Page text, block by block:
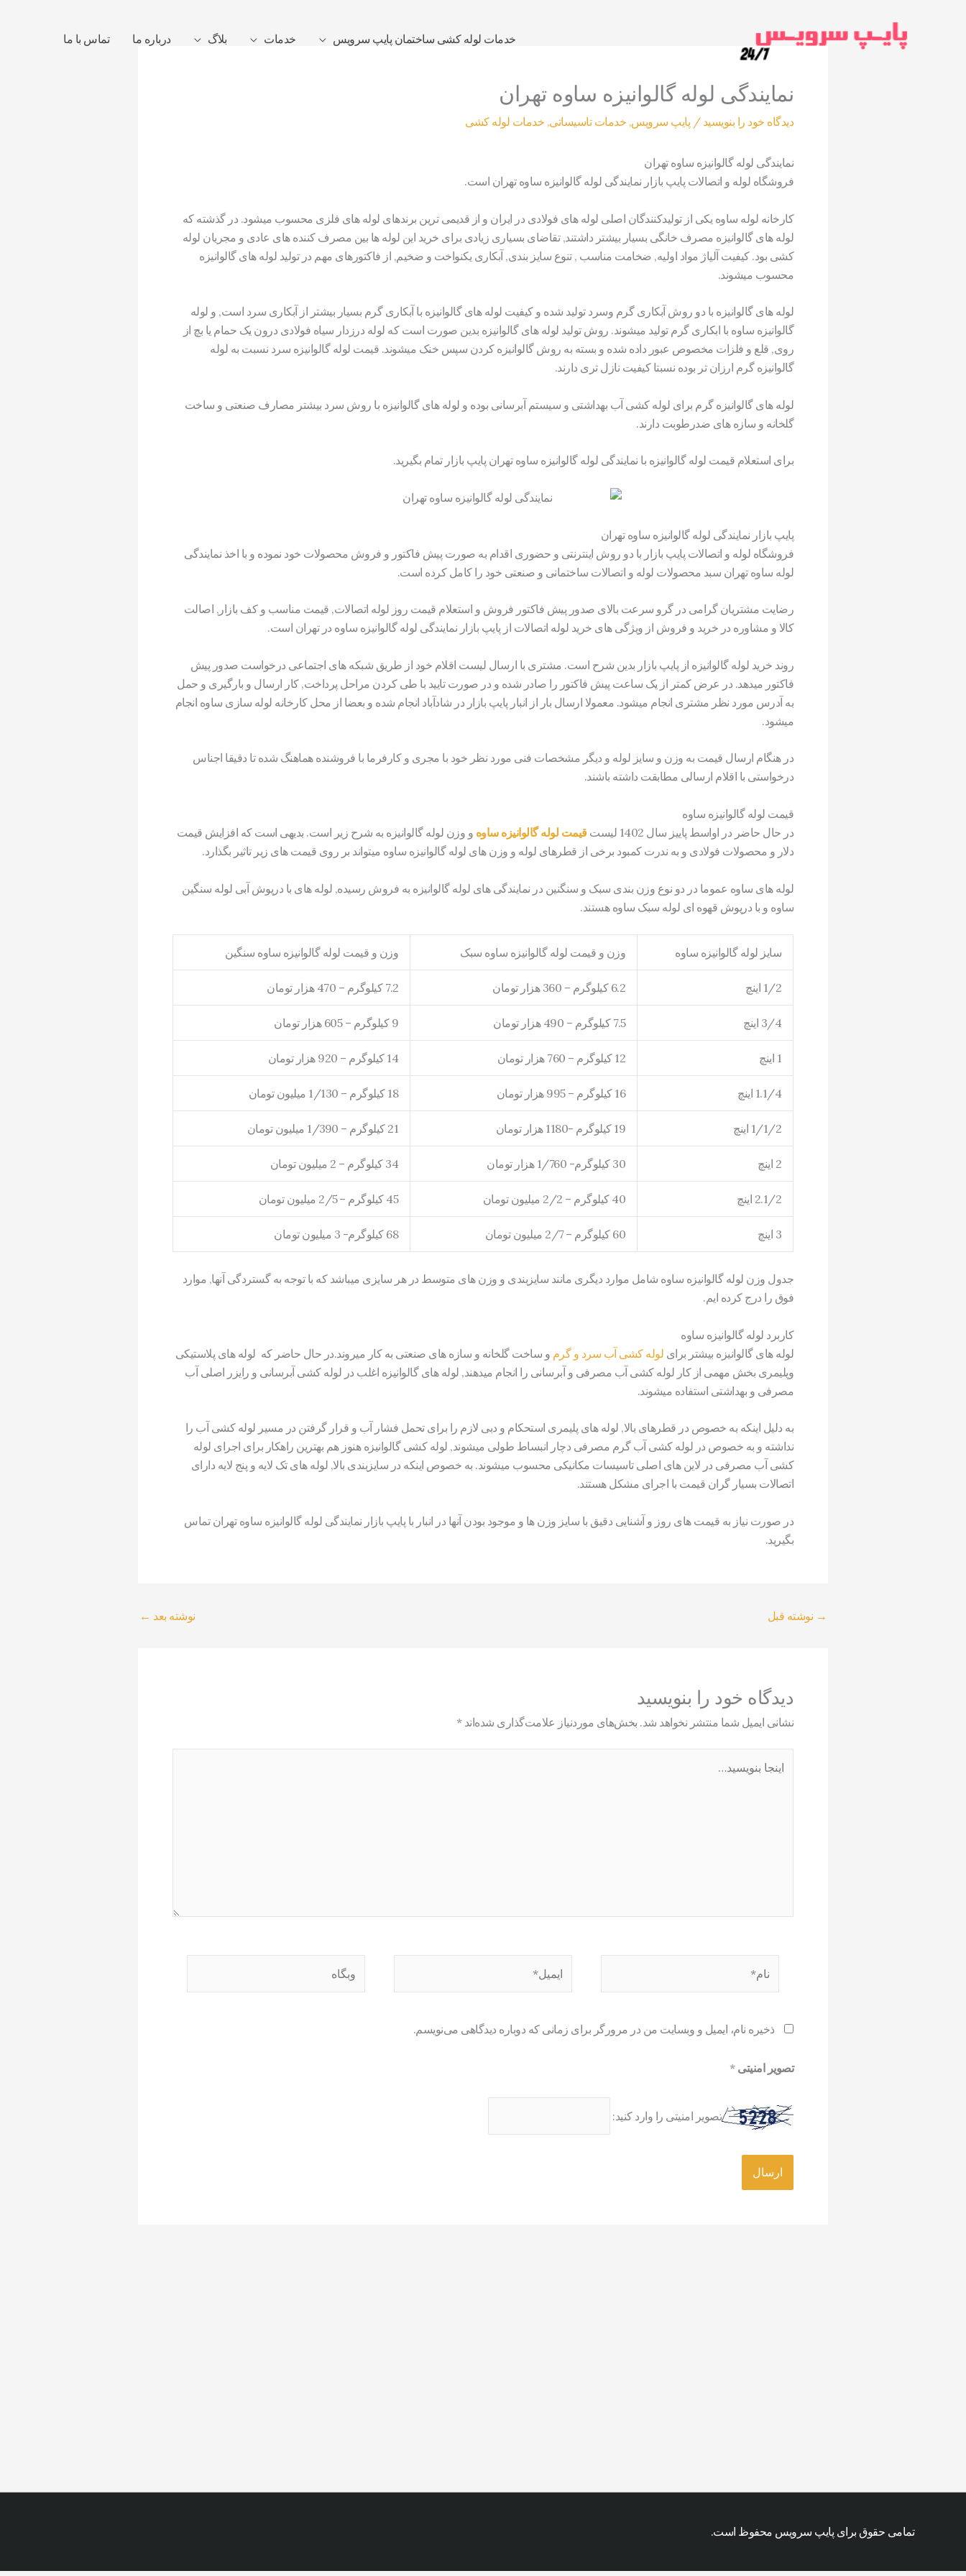
خدمات لوله کشی ساختمان پایپ سرویس خدمات بلاگ درباره ما تماس با ما
نمایندگی لوله گالوانیزه ساوه تهران
دیدگاه‌ خود را بنویسید / پایپ سرویس, خدمات تاسیساتی, خدمات لوله کشی
نمایندگی لوله گالوانیزه ساوه تهران
فروشگاه لوله و اتصالات پایپ بازار نمایندگی لوله گالوانیزه ساوه تهران است.
کارخانه لوله ساوه یکی از تولیدکنندگان اصلی لوله های فولادی در ایران و از قدیمی ترین برندهای لوله های فلزی محسوب میشود. در گذشته که
لوله های گالوانیزه مصرف خانگی بسیار بیشتر داشتند, تقاضای بسیاری زیادی برای خرید این لوله ها بین مصرف کننده های عادی و مجریان لوله
کشی بود. کیفیت آلیاژ مواد اولیه, ضخامت مناسب , تنوع سایز بندی, آبکاری یکنواخت و ضخیم, از فاکتورهای مهم در تولید لوله های گالوانیزه
محسوب میشوند.
لوله های گالوانیزه با دو روش آبکاری گرم وسرد تولید شده و کیفیت لوله های گالوانیزه با آبکاری گرم بسیار بیشتر از آبکاری سرد است, و لوله
گالوانیزه ساوه با ابکاری گرم تولید میشوند. روش تولید لوله های گالوانیزه بدین صورت است که لوله درزدار سیاه فولادی درون یک حمام یا بچ از
روی, قلع و فلزات مخصوص عبور داده شده و بسته به روش گالوانیزه کردن سپس خنک میشوند. قیمت لوله گالوانیزه سرد نسبت به لوله
گالوانیزه گرم ارزان تر بوده نسبتا کیفیت نازل تری دارند.
لوله های گالوانیزه گرم برای لوله کشی آب بهداشتی و سیستم آبرسانی بوده و لوله های گالوانیزه با روش سرد بیشتر مصارف صنعتی و ساخت
گلخانه و سازه های ضدرطوبت دارند.
برای استعلام قیمت لوله گالوانیزه با نمایندگی لوله گالوانیزه ساوه تهران پایپ بازار تمام بگیرید.
پایپ بازار نمایندگی لوله گالوانیزه ساوه تهران
فروشگاه لوله و اتصالات پایپ بازار با دو روش اینترنتی و حضوری اقدام به صورت پیش فاکتور و فروش محصولات خود نموده و با اخذ نمایندگی
لوله ساوه تهران سبد محصولات لوله و اتصالات ساختمانی و صنعتی خود را کامل کرده است.
رضایت مشتریان گرامی در گرو سرعت بالای صدور پیش فاکتور فروش و استعلام قیمت روز لوله اتصالات, قیمت مناسب و کف بازار, اصالت
کالا و مشاوره در خرید و فروش از ویژگی های خرید لوله اتصالات از پایپ بازار نمایندگی لوله گالوانیزه ساوه در تهران است.
روند خرید لوله گالوانیزه از پایپ بازار بدین شرح است. مشتری با ارسال لیست اقلام خود از طریق شبکه های اجتماعی درخواست صدور پیش
فاکتور میدهد. در عرض کمتر از یک ساعت پیش فاکتور را صادر شده و در صورت تایید با طی کردن مراحل پرداخت, کار ارسال و بارگیری و حمل
به آدرس مورد نظر مشتری انجام میشود. معمولا ارسال بار از انبار پایپ بازار در شادآباد انجام شده و بعضا از محل کارخانه لوله سازی ساوه انجام
میشود.
در هنگام ارسال قیمت به وزن و سایز لوله و دیگر مشخصات فنی مورد نظر خود با مجری و کارفرما با فروشنده هماهنگ شده تا دقیقا اجناس
درخواستی با اقلام ارسالی مطابقت داشته باشند.
قیمت لوله گالوانیزه ساوه
در حال حاضر در اواسط پاییز سال 1402 لیست
قیمت لوله گالوانیزه ساوه و وزن لوله گالوانیزه به شرح زیر است. بدیهی است که افزایش قیمت
دلار و محصولات فولادی و به ندرت کمبود برخی از قطرهای لوله و وزن های لوله گالوانیزه ساوه میتواند بر روی قیمت های زیر تاثیر بگذارد.
لوله های ساوه عموما در دو نوع وزن بندی سبک و سنگنین در نمایندگی های لوله گالوانیزه به فروش رسیده, لوله های با درپوش آبی لوله سنگین
ساوه و با درپوش قهوه ای لوله سبک ساوه هستند.
سایز لوله گالوانیزه ساوه وزن و قیمت لوله گالوانیزه ساوه سبک وزن و قیمت لوله گالوانیزه ساوه سنگین
1/2 اینچ 6.2 کیلوگرم – 360 هزار تومان 7.2 کیلوگرم – 470 هزار تومان
3/4 اینچ 7.5 کیلوگرم – 490 هزار تومان 9 کیلوگرم – 605 هزار تومان
1 اینچ 12 کیلوگرم – 760 هزار تومان 14 کیلوگرم – 920 هزار تومان
1.1/4 اینچ 16 کیلوگرم – 995 هزار تومان 18 کیلوگرم – 1/130 میلیون تومان
1/1/2 اینچ 19 کیلوگرم -1180 هزار تومان 21 کیلوگرم – 1/390 میلیون تومان
2 اینچ 30 کیلوگرم- 1/760 هزار تومان 34 کیلوگرم – 2 میلیون تومان
2.1/2 اینچ 40 کیلوگرم – 2/2 میلیون تومان 45 کیلوگرم – 2/5 میلیون تومان
3 اینچ 60 کیلوگرم – 2/7 میلیون تومان 68 کیلوگرم- 3 میلیون تومان
جدول وزن لوله گالوانیزه ساوه شامل موارد دیگری مانند سایزبندی و وزن های متوسط در هر سایزی میباشد که با توجه به گستردگی آنها, موارد
فوق را درج کرده ایم.
کاربرد لوله گالوانیزه ساوه
لوله های گالوانیزه بیشتر برای لوله کشی آب سرد و گرم و ساخت گلخانه و سازه های صنعتی به کار میروند.در حال حاضر که لوله های پلاستیکی
وپلیمری بخش مهمی از کار لوله کشی آب مصرفی و آبرسانی را انجام میدهند, لوله های گالوانیزه اغلب در لوله کشی آبرسانی و رایزر اصلی آب
مصرفی و بهداشتی استفاده میشوند.
به دلیل اینکه به خصوص در قطرهای بالا, لوله های پلیمری استحکام و دبی لازم را برای تحمل فشار آب و قرار گرفتن در مسیر لوله کشی آب را
نداشته و به خصوص در لوله کشی آب گرم مصرفی دچار انبساط طولی میشوند, لوله کشی گالوانیزه هنوز هم بهترین راهکار برای اجرای لوله
کشی آب مصرفی در لاین های اصلی تاسیسات مکانیکی محسوب میشوند. به خصوص اینکه در سایزبندی بالا, لوله های تک لایه و پنج لایه دارای
اتصالات بسیار گران قیمت با اجرای مشکل هستند.
در صورت نیاز به قیمت های روز و آشنایی دقیق با سایز وزن ها و موجود بودن آنها در انبار با پایپ بازار نمایندگی لوله گالوانیزه ساوه تهران تماس
بگیرید.
→ نوشته قبل نوشته بعد ←
دیدگاه‌ خود را بنویسید
نشانی ایمیل شما منتشر نخواهد شد. بخش‌های موردنیاز علامت‌گذاری شده‌اند*
بنویسید…
ذخیره نام، ایمیل و وبسایت من در مرورگر برای زمانی که دوباره دیدگاهی می‌نویسم.
تصویر امنیتی*
تصویر امنیتی را وارد کنید:
تمامی حقوق برای پایپ سرویس محفوظ است.